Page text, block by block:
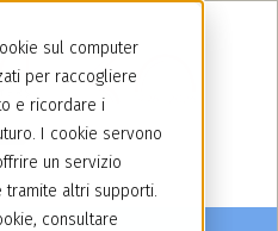
sul computer
per raccogliere
e ricordare i
I cookie servono
un servizio
tramite altri supporti.
consultare